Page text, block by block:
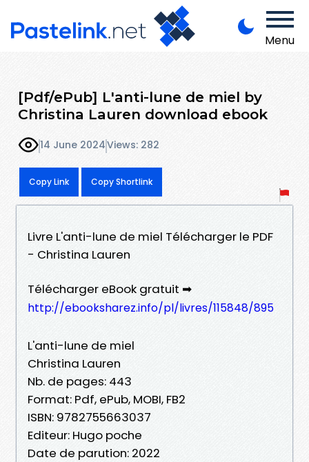
Menu
[Pdf/ePub] L'anti-lune de miel by
Christina Lauren download ebook
14 June 2024Views: 282
Copy Link Copy Shortlink
Livre L'anti-lune de miel Télécharger le PDF
- Christina Lauren
Télécharger eBook gratuit ➡
http://ebooksharez.info/pl/livres/115848/895
L'anti-lune de miel
Christina Lauren
Nb. de pages: 443
Format: Pdf, ePub, MOBI, FB2
ISBN: 9782755663037
Editeur: Hugo poche
Date de parution: 2022